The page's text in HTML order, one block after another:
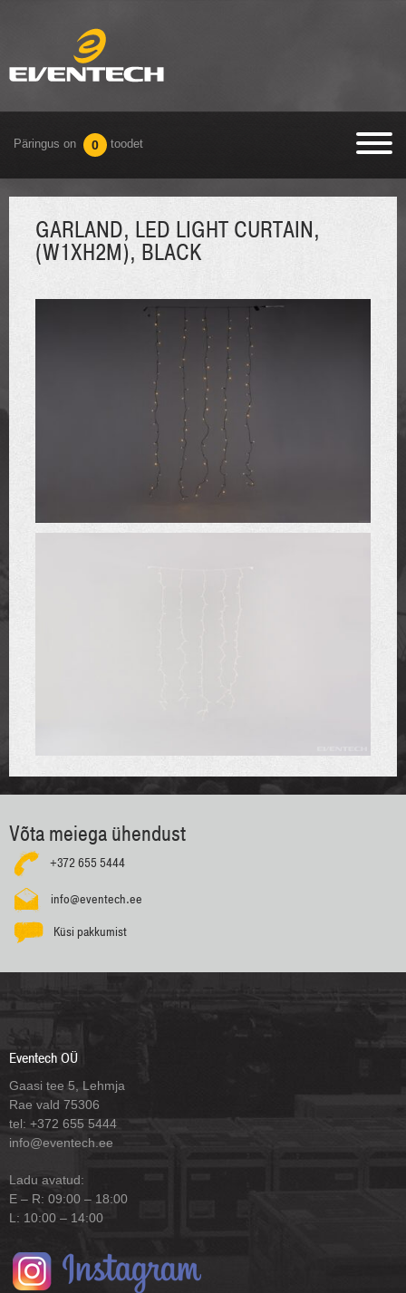
Päringus on 0 toodet
GARLAND, LED LIGHT CURTAIN,
(W1XH2M), BLACK
Võta meiega ühendust
+372 655 5444
info@eventech.ee
Küsi pakkumist
Eventech OÜ
Gaasi tee 5, Lehmja
Rae vald 75306
tel: +372 655 5444
info@eventech.ee
Ladu avatud:
E – R: 09:00 – 18:00
L: 10:00 – 14:00